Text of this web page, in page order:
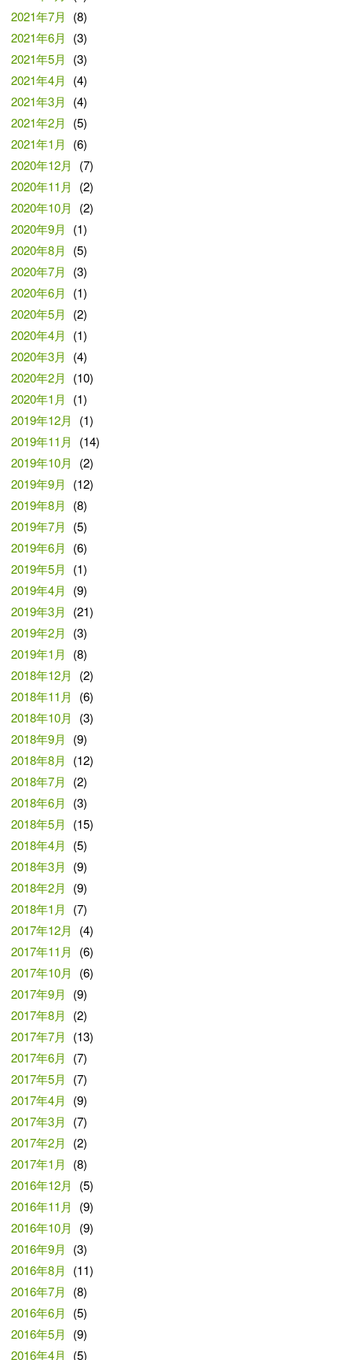
2021年7月
(8)
2021年6月
(3)
2021年5月
(3)
2021年4月
(4)
2021年3月
(4)
2021年2月
(5)
2021年1月
(6)
2020年12月
(7)
2020年11月
(2)
2020年10月
(2)
2020年9月
(1)
2020年8月
(5)
2020年7月
(3)
2020年6月
(1)
2020年5月
(2)
2020年4月
(1)
2020年3月
(4)
2020年2月
(10)
2020年1月
(1)
2019年12月
(1)
2019年11月
(14)
2019年10月
(2)
2019年9月
(12)
2019年8月
(8)
2019年7月
(5)
2019年6月
(6)
2019年5月
(1)
2019年4月
(9)
2019年3月
(21)
2019年2月
(3)
2019年1月
(8)
2018年12月
(2)
2018年11月
(6)
2018年10月
(3)
2018年9月
(9)
2018年8月
(12)
2018年7月
(2)
2018年6月
(3)
2018年5月
(15)
2018年4月
(5)
2018年3月
(9)
2018年2月
(9)
2018年1月
(7)
2017年12月
(4)
2017年11月
(6)
2017年10月
(6)
2017年9月
(9)
2017年8月
(2)
2017年7月
(13)
2017年6月
(7)
2017年5月
(7)
2017年4月
(9)
2017年3月
(7)
2017年2月
(2)
2017年1月
(8)
2016年12月
(5)
2016年11月
(9)
2016年10月
(9)
2016年9月
(3)
2016年8月
(11)
2016年7月
(8)
2016年6月
(5)
2016年5月
(9)
2016年4月
(5)